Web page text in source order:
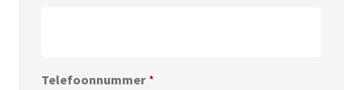
Telefoonnummer *